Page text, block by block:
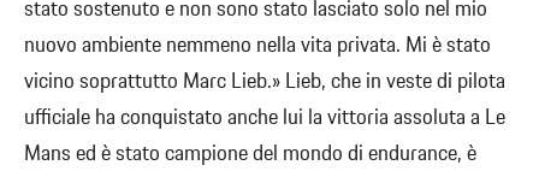
stato sostenuto e non sono stato lasciato solo nel mio
nuovo ambiente nemmeno nella vita privata. Mi è stato
vicino soprattutto Marc Lieb.» Lieb, che in veste di pilota
ufficiale ha conquistato anche lui la vittoria assoluta a Le
Mans ed è stato campione del mondo di endurance, è